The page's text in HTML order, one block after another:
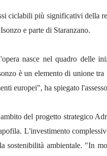
ciclabili più significativi della
e parte di Staranzano.
nasce nel quadro delle
è un elemento di unione
europei", ha spiegato
del progetto strategico
L'investimento
sostenibilità ambientale. "In